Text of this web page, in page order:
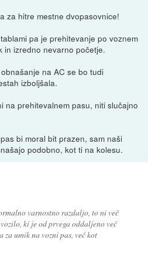
za hitre mestne dvopasovnice!
pa je prehitevanje po voznem
in izredno nevarno početje.
na AC se bo tudi
izboljšala.
na prehitevalnem pasu, niti slučajno
bi moral bit prazen, sam naši
podobno, kot ti na kolesu.
varnostno razdaljo, to ni več
ki je od prvega oddaljeno več
umik na vozni pas, več kot